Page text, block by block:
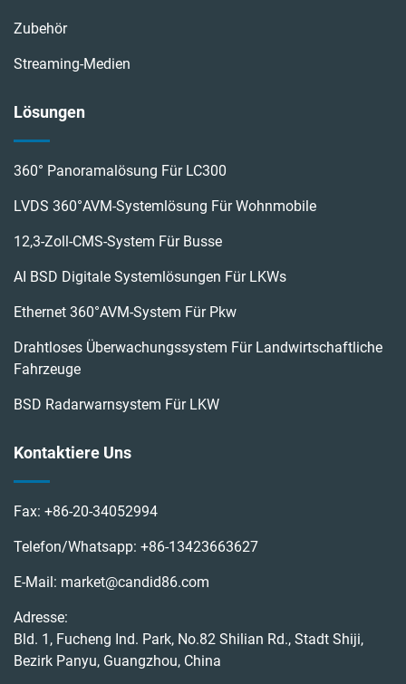
Zubehör
Streaming-Medien
Lösungen
360° Panoramalösung Für LC300
LVDS 360°AVM-Systemlösung Für Wohnmobile
12,3-Zoll-CMS-System Für Busse
AI BSD Digitale Systemlösungen Für LKWs
Ethernet 360°AVM-System Für Pkw
Drahtloses Überwachungssystem Für Landwirtschaftliche
Fahrzeuge
BSD Radarwarnsystem Für LKW
Kontaktiere Uns
Fax: +86-20-34052994
Telefon/Whatsapp: +86-13423663627
E-Mail: market@candid86.com
Adresse:
Bld. 1, Fucheng Ind. Park, No.82 Shilian Rd., Stadt Shiji,
Bezirk Panyu, Guangzhou, China